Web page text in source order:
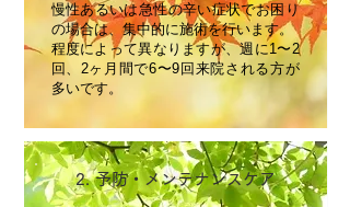
慢性あるいは急性の辛い症状でお困り
の場合は、集中的に施術を行います。
程度によって異なりますが、週に1〜2
回、2ヶ月間で6〜9回来院される方が
多いです。​
2. 予防・メンテナンスケア